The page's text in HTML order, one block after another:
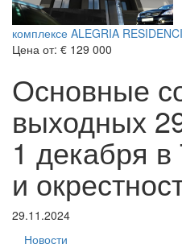
комплексе ALEGRIA
Цена от: € 129 000
Основные
выходных
1 декабря
и
29.11.2024
Новости